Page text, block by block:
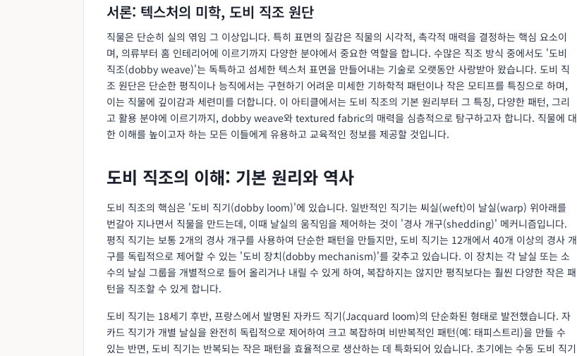
서론: 텍스처의 미학, 도비 직조 원단
직물은 단순히 실의 엮임 그 이상입니다. 특히 표면의 질감은 직물의 시각적, 촉각적 매력을 결정하는 핵심 요소이
며, 의류부터 홈 인테리어에 이르기까지 다양한 분야에서 중요한 역할을 합니다. 수많은 직조 방식 중에서도 '도비
직조(dobby weave)'는 독특하고 섬세한 텍스처 표면을 만들어내는 기술로 오랫동안 사랑받아 왔습니다. 도비 직
조 원단은 단순한 평직이나 능직에서는 구현하기 어려운 미세한 기하학적 패턴이나 작은 모티프를 특징으로 하며,
이는 직물에 깊이감과 세련미를 더합니다. 이 아티클에서는 도비 직조의 기본 원리부터 그 특징, 다양한 패턴, 그리
고 활용 분야에 이르기까지, dobby weave와 textured fabric의 매력을 심층적으로 탐구하고자 합니다. 직물에 대
한 이해를 높이고자 하는 모든 이들에게 유용하고 교육적인 정보를 제공할 것입니다.
도비 직조의 이해: 기본 원리와 역사
도비 직조의 핵심은 '도비 직기(dobby loom)'에 있습니다. 일반적인 직기는 씨실(weft)이 날실(warp) 위아래를
번갈아 지나면서 직물을 만드는데, 이때 날실의 움직임을 제어하는 것이 '경사 개구(shedding)' 메커니즘입니다.
평직 직기는 보통 2개의 경사 개구를 사용하여 단순한 패턴을 만들지만, 도비 직기는 12개에서 40개 이상의 경사 개
구를 독립적으로 제어할 수 있는 '도비 장치(dobby mechanism)'를 갖추고 있습니다. 이 장치는 각 날실 또는 소
수의 날실 그룹을 개별적으로 들어 올리거나 내릴 수 있게 하여, 복잡하지는 않지만 평직보다는 훨씬 다양한 작은 패
턴을 직조할 수 있게 합니다.
도비 직기는 18세기 후반, 프랑스에서 발명된 자카드 직기(Jacquard loom)의 단순화된 형태로 발전했습니다. 자
카드 직기가 개별 날실을 완전히 독립적으로 제어하여 크고 복잡하며 비반복적인 패턴(예: 태피스트리)을 만들 수
있는 반면, 도비 직기는 반복되는 작은 패턴을 효율적으로 생산하는 데 특화되어 있습니다. 초기에는 수동 도비 직기